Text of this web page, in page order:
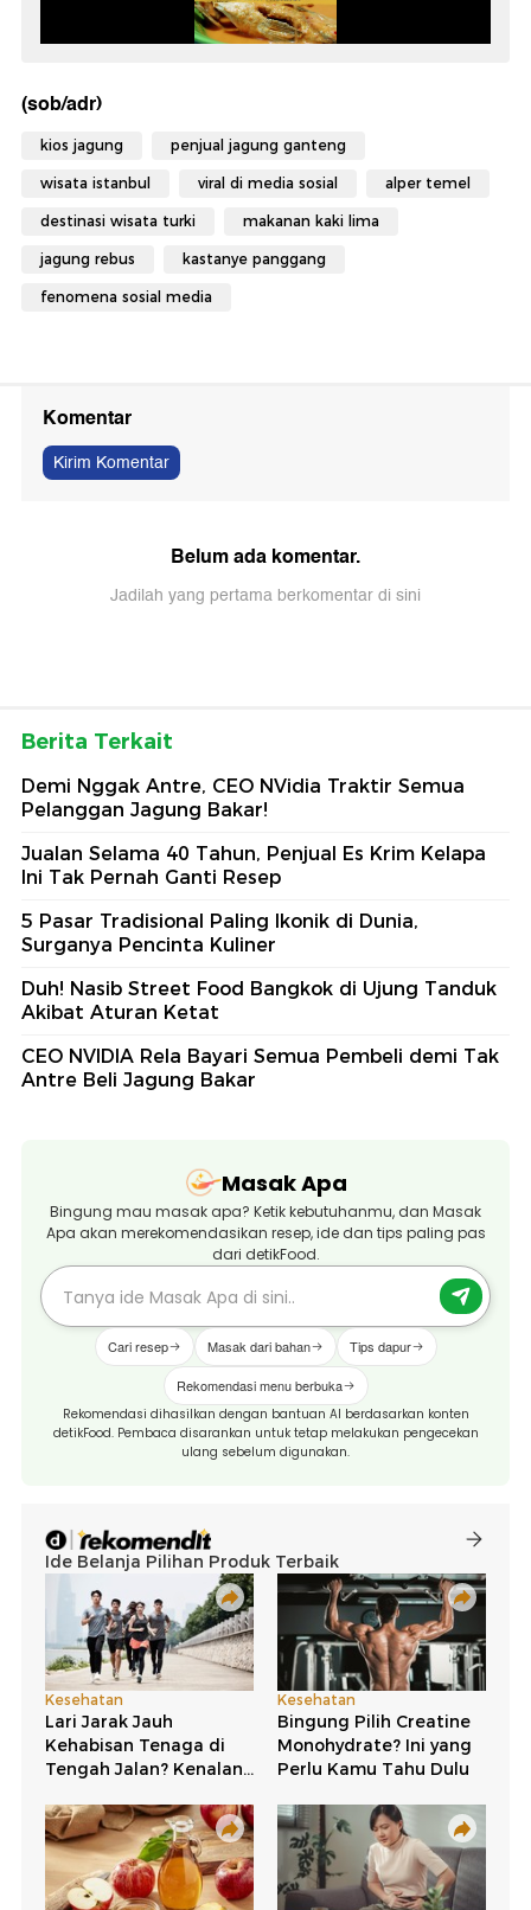
(sob/adr)
kios jagung penjual jagung ganteng
wisata istanbul viral di media sosial alper temel
destinasi wisata turki makanan kaki lima
jagung rebus kastanye panggang
fenomena sosial media
Komentar
Kirim Komentar
Belum ada komentar.
Jadilah yang pertama berkomentar di sini
Berita Terkait
Demi Nggak Antre, CEO NVidia Traktir Semua
Pelanggan Jagung Bakar!
Jualan Selama 40 Tahun, Penjual Es Krim Kelapa
Ini Tak Pernah Ganti Resep
5 Pasar Tradisional Paling Ikonik di Dunia,
Surganya Pencinta Kuliner
Duh! Nasib Street Food Bangkok di Ujung Tanduk
Akibat Aturan Ketat
CEO NVIDIA Rela Bayari Semua Pembeli demi Tak
Antre Beli Jagung Bakar
Masak Apa
Bingung mau masak apa? Ketik kebutuhanmu, dan Masak
Apa akan merekomendasikan resep, ide dan tips paling pas
dari detikFood.
Cari resep Masak dari bahan Tips dapur
Rekomendasi menu berbuka
Rekomendasi dihasilkan dengan bantuan AI berdasarkan konten
detikFood. Pembaca disarankan untuk tetap melakukan pengecekan
ulang sebelum digunakan.